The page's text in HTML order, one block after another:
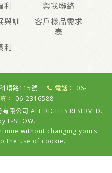
利
與訓
利
與我聯絡
客戶樣品需求
表
環路115號 電話：
06-
：
06-2316588
限公司 ALL RIGHTS RESERVED.
E-SHOW.
without changing yours
the use of cookie.